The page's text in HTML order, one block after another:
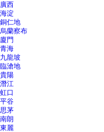
廣西
海淀
銅仁地
烏蘭察布
廈門
青海
九龍坡
臨滄地
貴陽
潛江
虹口
平谷
思茅
南朗
東麗